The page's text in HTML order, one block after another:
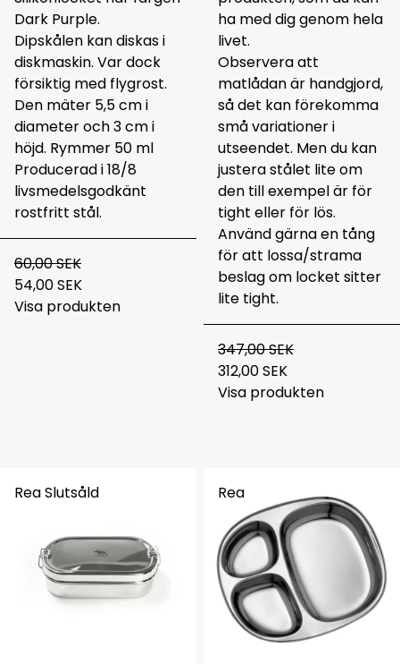
Dark Purple.
Dipskålen kan diskas i
diskmaskin. Var dock
försiktig med flygrost.
Den mäter 5,5 cm i
diameter och 3 cm i
höjd. Rymmer 50 ml
Producerad i 18/8
livsmedelsgodkänt
rostfritt stål.
60,00 SEK
54,00 SEK
Visa produkten
ha med dig genom hela
livet.
Observera att
matlådan är handgjord,
så det kan förekomma
små variationer i
utseendet. Men du kan
justera stålet lite om
den till exempel är för
tight eller för lös.
Använd gärna en tång
för att lossa/strama
beslag om locket sitter
lite tight.
347,00 SEK
312,00 SEK
Visa produkten
ReaSlutsåld Rea